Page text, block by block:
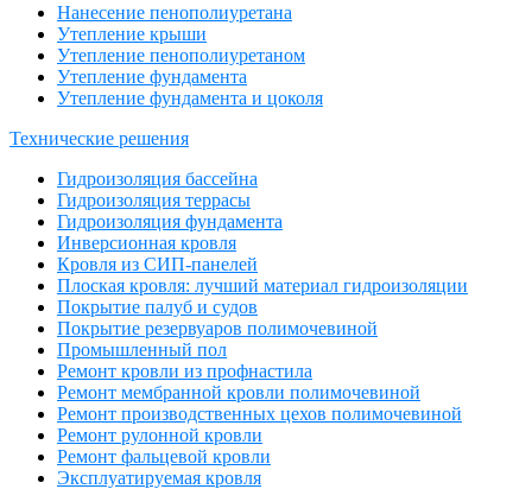
Нанесение пенополиуретана
Утепление крыши
Утепление пенополиуретаном
Утепление фундамента
Утепление фундамента и цоколя
Технические решения
Гидроизоляция бассейна
Гидроизоляция террасы
Гидроизоляция фундамента
Инверсионная кровля
Кровля из СИП-панелей
Плоская кровля: лучший материал гидроизоляции
Покрытие палуб и судов
Покрытие резервуаров полимочевиной
Промышленный пол
Ремонт кровли из профнастила
Ремонт мембранной кровли полимочевиной
Ремонт производственных цехов полимочевиной
Ремонт рулонной кровли
Ремонт фальцевой кровли
Эксплуатируемая кровля